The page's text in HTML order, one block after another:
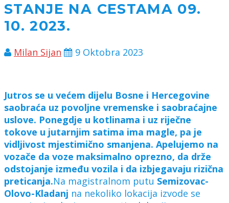
STANJE NA CESTAMA 09.
10. 2023.
Milan Sijan 9 Oktobra 2023
Jutros se u većem dijelu Bosne i Hercegovine
saobraća uz povoljne vremenske i saobraćajne
uslove. Ponegdje u kotlinama i uz riječne
tokove u jutarnjim satima ima magle, pa je
vidljivost mjestimično smanjena. Apelujemo na
vozače da voze maksimalno oprezno, da drže
odstojanje između vozila i da izbjegavaju rizična
preticanja.Na magistralnom putu Semizovac-
Olovo-Kladanj na nekoliko lokacija izvode se